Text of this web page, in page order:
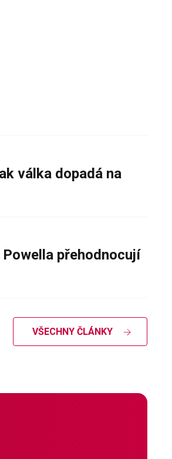
válka dopadá na
přehodnocují
VŠECHNY ČLÁNKY